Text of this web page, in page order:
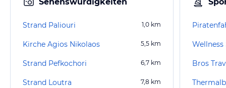
Strand Paliouri 1,0 km
Kirche Agios Nikolaos 5,5 km
Strand Pefkochori 6,7 km
Strand Loutra 7,8 km
Bros